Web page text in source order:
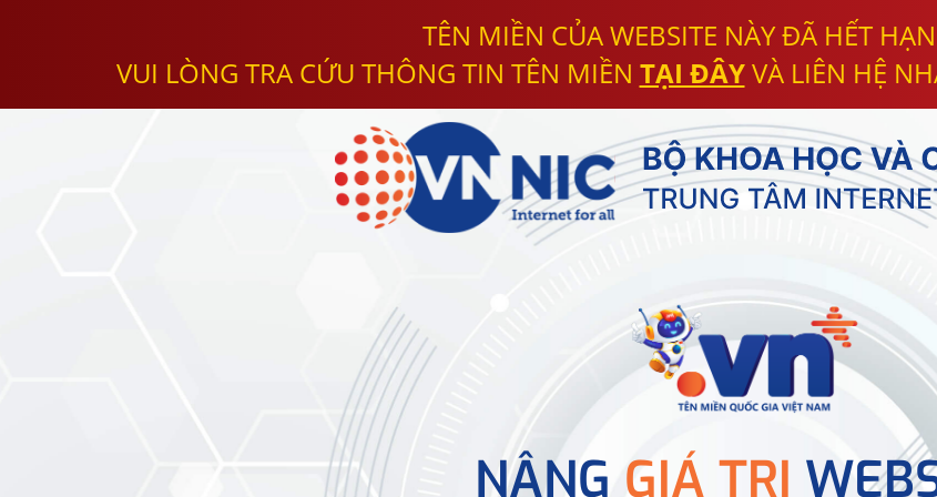
TÊN MIỀN CỦA WEBSITE NÀY ĐÃ HẾT
VUI LÒNG TRA CỨU THÔNG TIN TÊN MIỀN TẠI ĐÂYVÀ LIÊN HỆ
NÂNG GIÁ TRỊ